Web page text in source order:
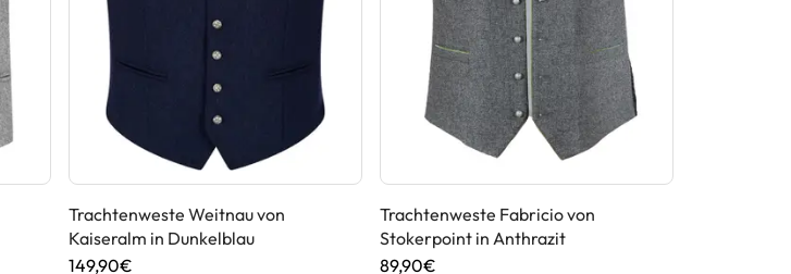
Trachtenweste Weitnau von
Kaiseralm in Dunkelblau
149,90€
Trachtenweste Fabricio von
Stokerpoint in Anthrazit
89,90€